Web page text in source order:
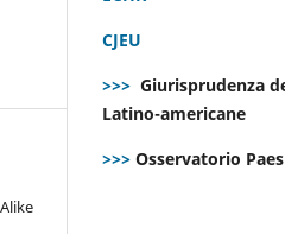
CJEU
>>> Giurisprudenza
Latino-americane
>>> Osservatorio